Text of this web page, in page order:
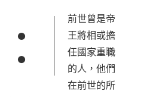
帝
王將相或擔
任國家重職
的人，他們
在前世的所